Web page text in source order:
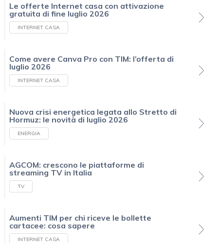
Le offerte Internet casa con attivazione
gratuita di fine luglio 2026
INTERNET CASA
Come avere Canva Pro con TIM: l’offerta di
luglio 2026
INTERNET CASA
Nuova crisi energetica legata allo Stretto di
Hormuz: le novità di luglio 2026
ENERGIA
AGCOM: crescono le piattaforme di
streaming TV in Italia
TV
Aumenti TIM per chi riceve le bollette
cartacee: cosa sapere
INTERNET CASA